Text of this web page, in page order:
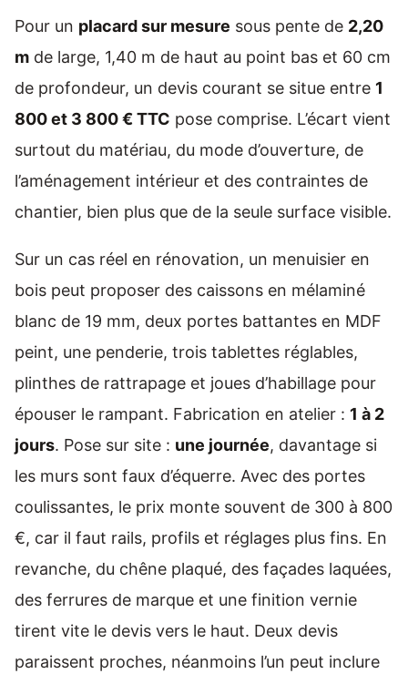
Pour un placard sur mesure sous pente de 2,20
m de large, 1,40 m de haut au point bas et 60 cm
de profondeur, un devis courant se situe entre 1
800 et 3 800 € TTC pose comprise. L’écart vient
surtout du matériau, du mode d’ouverture, de
l’aménagement intérieur et des contraintes de
chantier, bien plus que de la seule surface visible.
Sur un cas réel en rénovation, un menuisier en
bois peut proposer des caissons en mélaminé
blanc de 19 mm, deux portes battantes en MDF
peint, une penderie, trois tablettes réglables,
plinthes de rattrapage et joues d’habillage pour
épouser le rampant. Fabrication en atelier : 1 à 2
jours. Pose sur site : une journée, davantage si
les murs sont faux d’équerre. Avec des portes
coulissantes, le prix monte souvent de 300 à 800
€, car il faut rails, profils et réglages plus fins. En
revanche, du chêne plaqué, des façades laquées,
des ferrures de marque et une finition vernie
tirent vite le devis vers le haut. Deux devis
paraissent proches, néanmoins l’un peut inclure